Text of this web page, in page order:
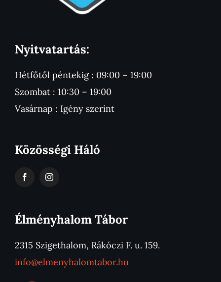
Nyitvatartás:
Hétfőtől péntekig : 09:00 – 19:00
Szombat : 10:30 – 19:00
Vasárnap : Igény szerint
Közösségi Háló
Élményhalom Tábor
2315 Szigethalom, Rákóczi F. u. 159.
info@elmenyhalomtabor.hu